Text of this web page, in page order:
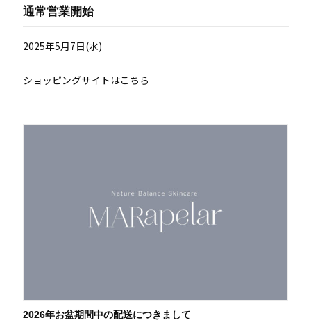
通常営業開始
2025年5月7日(水)
ショッピングサイトはこちら
2026年お盆期間中の配送につきまして